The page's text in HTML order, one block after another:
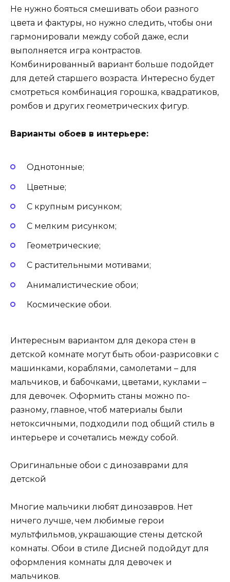
Не нужно бояться смешивать обои разного
цвета и фактуры, но нужно следить, чтобы они
гармонировали между собой даже, если
выполняется игра контрастов.
Комбинированный вариант больше подойдет
для детей старшего возраста. Интересно будет
смотреться комбинация горошка, квадратиков,
ромбов и других геометрических фигур.
Варианты обоев в интерьере:
Однотонные;
Цветные;
С крупным рисунком;
С мелким рисунком;
Геометрические;
С растительными мотивами;
Анималистические обои;
Космические обои.
Интересным вариантом для декора стен в
детской комнате могут быть обои-разрисовки с
машинками, кораблями, самолетами – для
мальчиков, и бабочками, цветами, куклами –
для девочек. Оформить станы можно по-
разному, главное, чтоб материалы были
нетоксичными, подходили под общий стиль в
интерьере и сочетались между собой.
Оригинальные обои с динозаврами для
детской
Многие мальчики любят динозавров. Нет
ничего лучше, чем любимые герои
мультфильмов, украшающие стены детской
комнаты. Обои в стиле Дисней подойдут для
оформления комнаты для девочек и
мальчиков.